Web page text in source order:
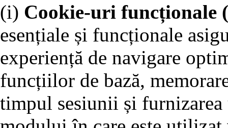
(i) Cookie-uri funcționale
esențiale și funcționale
experiență de navigare
funcțiilor de bază,
timpul sesiunii și furnizarea